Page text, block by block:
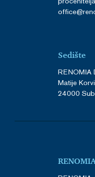
Sedište
RENOMIA
Matije
24000